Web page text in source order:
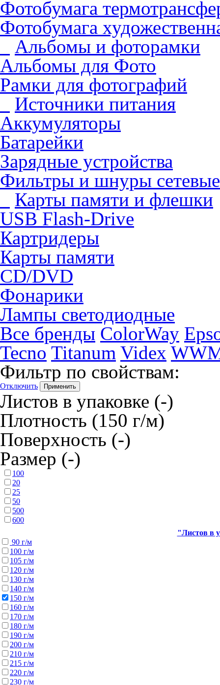
Фотобумага
Фотобумага
Альбомы и фоторамки
Альбомы для Фото
Рамки для фотографий
Источники питания
Аккумуляторы
Батарейки
Зарядные устройства
Фильтры и шнуры сетевые
Карты памяти и флешки
USB Flash-Drive
Картридеры
Карты памяти
CD/DVD
Фонарики
Лампы светодиодные
Все бренды ColorWay
Tecno Titanum Videx
Фильтр по свойствам:
Отключить
Листов в упаковке (-)
Плотность (150 г/м)
Поверхность (-)
Размер (-)
100
20
25
50
500
600
"Листов в
90 г/м
100 г/м
105 г/м
120 г/м
130 г/м
140 г/м
150 г/м
160 г/м
170 г/м
180 г/м
190 г/м
200 г/м
210 г/м
215 г/м
220 г/м
230 г/м